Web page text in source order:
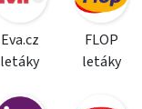
Eva.cz
letáky
FLOP
letáky